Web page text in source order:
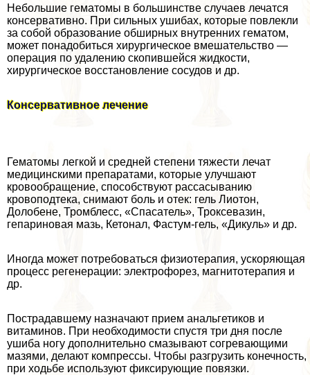
Небольшие гематомы в большинстве случаев лечатся
консервативно. При сильных ушибах, которые повлекли
за собой образование обширных внутренних гематом,
может понадобиться хирургическое вмешательство —
операция по удалению скопившейся жидкости,
хирургическое восстановление сосудов и др.
Консервативное лечение
Гематомы легкой и средней степени тяжести лечат
медицинскими препаратами, которые улучшают
кровообращение, способствуют рассасыванию
кровоподтека, снимают боль и отек: гель Лиотон,
Долобене, Тромблесс, «Спасатель», Троксевазин,
гепариновая мазь, Кетонал, Фастум-гель, «Дикуль» и др.
Иногда может потребоваться физиотерапия, ускоряющая
процесс регенерации: электрофорез, магнитотерапия и
др.
Пострадавшему назначают прием aнaльгетиков и
витаминов. При необходимости спустя три дня после
ушиба ногу дополнительно смазывают согревающими
мазями, делают компрессы. Чтобы разгрузить конечность,
при ходьбе используют фиксирующие повязки.